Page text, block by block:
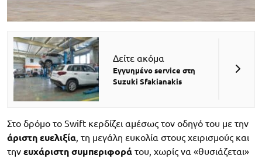
Δείτε ακόμα
Εγγυημένο service στη
Suzuki Sfakianakis
Στο δρόμο το Swift κερδίζει αμέσως τον οδηγό του με την
άριστη ευελιξία , τη μεγάλη ευκολία στους χειρισμούς και
την ευχάριστη συμπεριφορά του, χωρίς να «θυσιάζεται»